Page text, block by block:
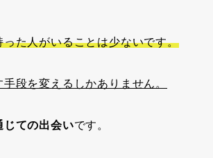
た人がいることは少ないです。
段を変えるしかありません。
じての出会いです。